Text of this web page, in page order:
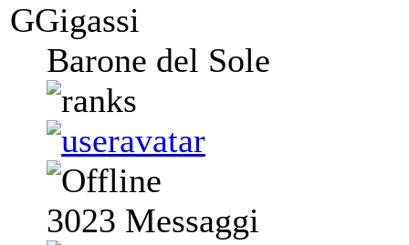
GGigassi
Barone del Sole
3023 Messaggi